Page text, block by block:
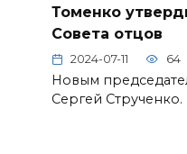
Томенко
Совета отцов
2024-07-11 64
Новым
Сергей Струченко.